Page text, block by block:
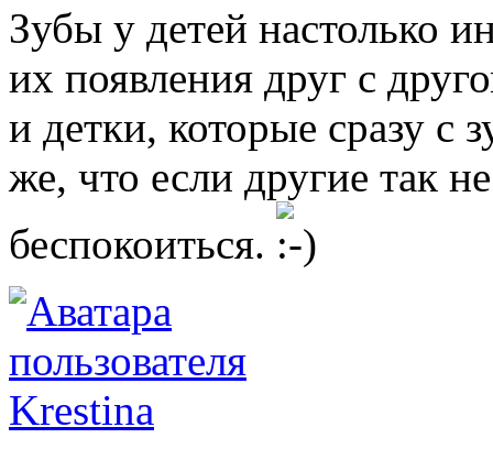
Зубы у детей настолько
их появления друг с
и детки, которые сразу с
же, что если другие так
беспокоиться.
Krestina